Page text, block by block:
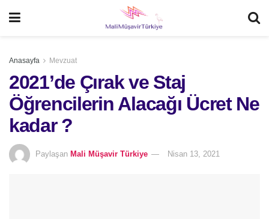
Anasayfa Mevzuat
2021’de Çırak ve Staj
Öğrencilerin Alacağı Ücret Ne
kadar ?
Paylaşan Mali Müşavir Türkiye Nisan 13, 2021